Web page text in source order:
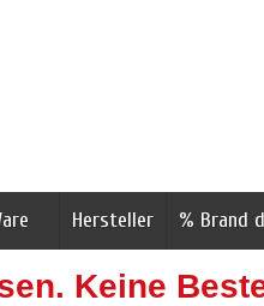
Hersteller % Brand
Keine